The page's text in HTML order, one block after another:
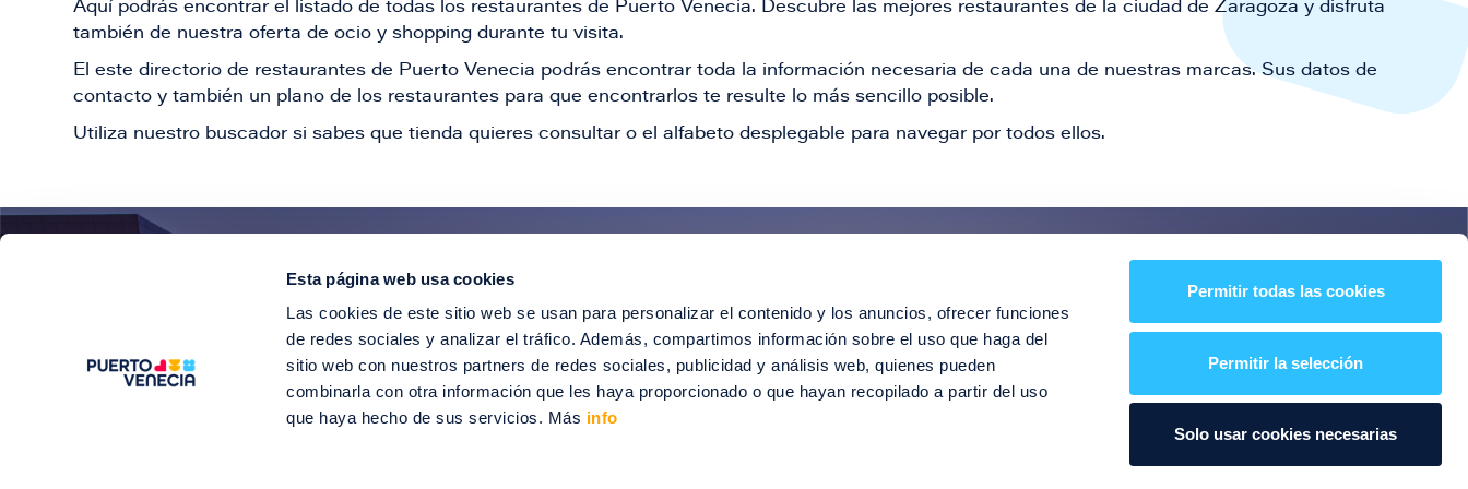
Esta página web usa cookies
Las cookies de este sitio web se usan para personalizar el contenido y los anuncios, ofrecer funciones
de redes sociales y analizar el tráfico. Además, compartimos información sobre el uso que haga del
sitio web con nuestros partners de redes sociales, publicidad y análisis web, quienes pueden
combinarla con otra información que les haya proporcionado o que hayan recopilado a partir del uso
que haya hecho de sus servicios. Más info
Permitir todas las cookies
Permitir la selección
Solo usar cookies necesarias
Aquí podrás encontrar el listado de todas los restaurantes de Puerto Venecia. Descubre las mejores restaurantes de la ciudad de Zaragoza y disfruta
también de nuestra oferta de ocio y shopping durante tu visita.
El este directorio de restaurantes de Puerto Venecia podrás encontrar toda la información necesaria de cada una de nuestras marcas. Sus datos de
contacto y también un plano de los restaurantes para que encontrarlos te resulte lo más sencillo posible.
Utiliza nuestro buscador si sabes que tienda quieres consultar o el alfabeto desplegable para navegar por todos ellos.
¡Entérate de todas nuestras novedades!
Suscríbete para recibir ofertas especiales, descuentos, eventos y mucho más
SUSCRÍBETE